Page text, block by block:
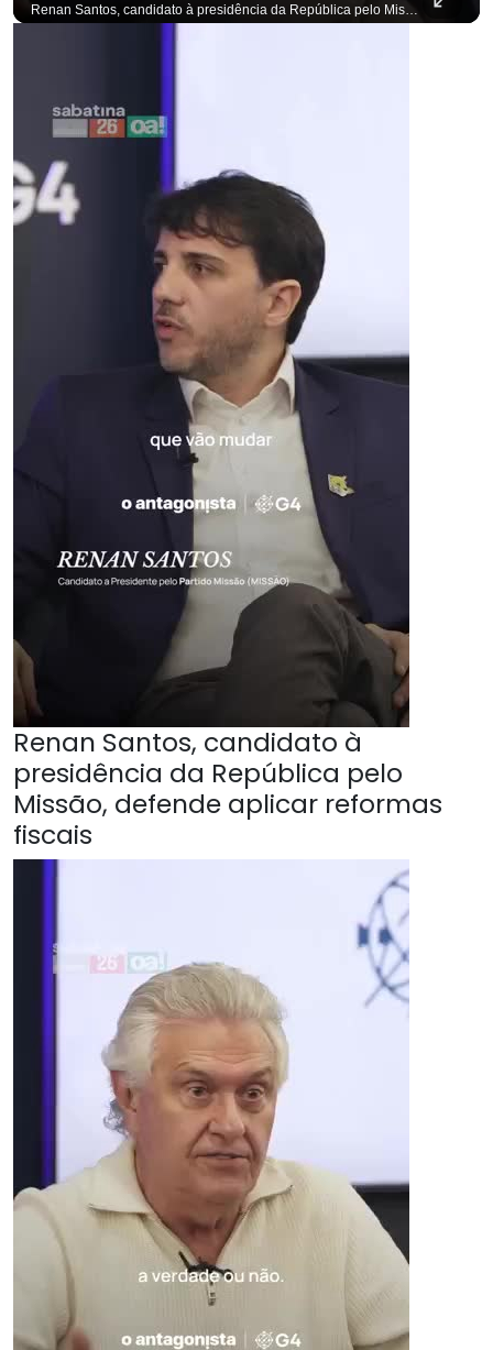
Renan Santos, candidato à presidência da República pelo Missão, defende aplicar reformas fiscais impopulares para conter aumento incontrolado dos gastos e dívida pública, garantindo que essas medidas afetarão positivamente o ambiente econômico no Brasil. Se você busca informação com credibilidade, inscreva-se agora e ative o
Renan Santos, candidato à
presidência da República pelo
Missão, defende aplicar reformas
fiscais